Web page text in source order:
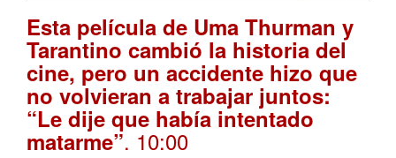
Esta película de Uma Thurman y
Tarantino cambió la historia del
cine, pero un accidente hizo que
no volvieran a trabajar juntos:
“Le dije que había intentado
matarme”. 10:00